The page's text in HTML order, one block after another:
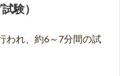
験）
われ、約6～7分間の試